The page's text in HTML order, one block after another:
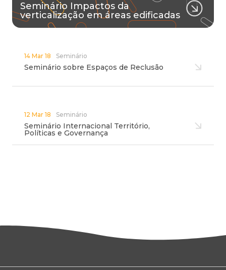
Seminário Impactos da
verticalização em áreas edificadas
14 Mar 18 Seminário
Seminário sobre Espaços de Reclusão
12 Mar 18 Seminário
Seminário Internacional Território,
Políticas e Governança